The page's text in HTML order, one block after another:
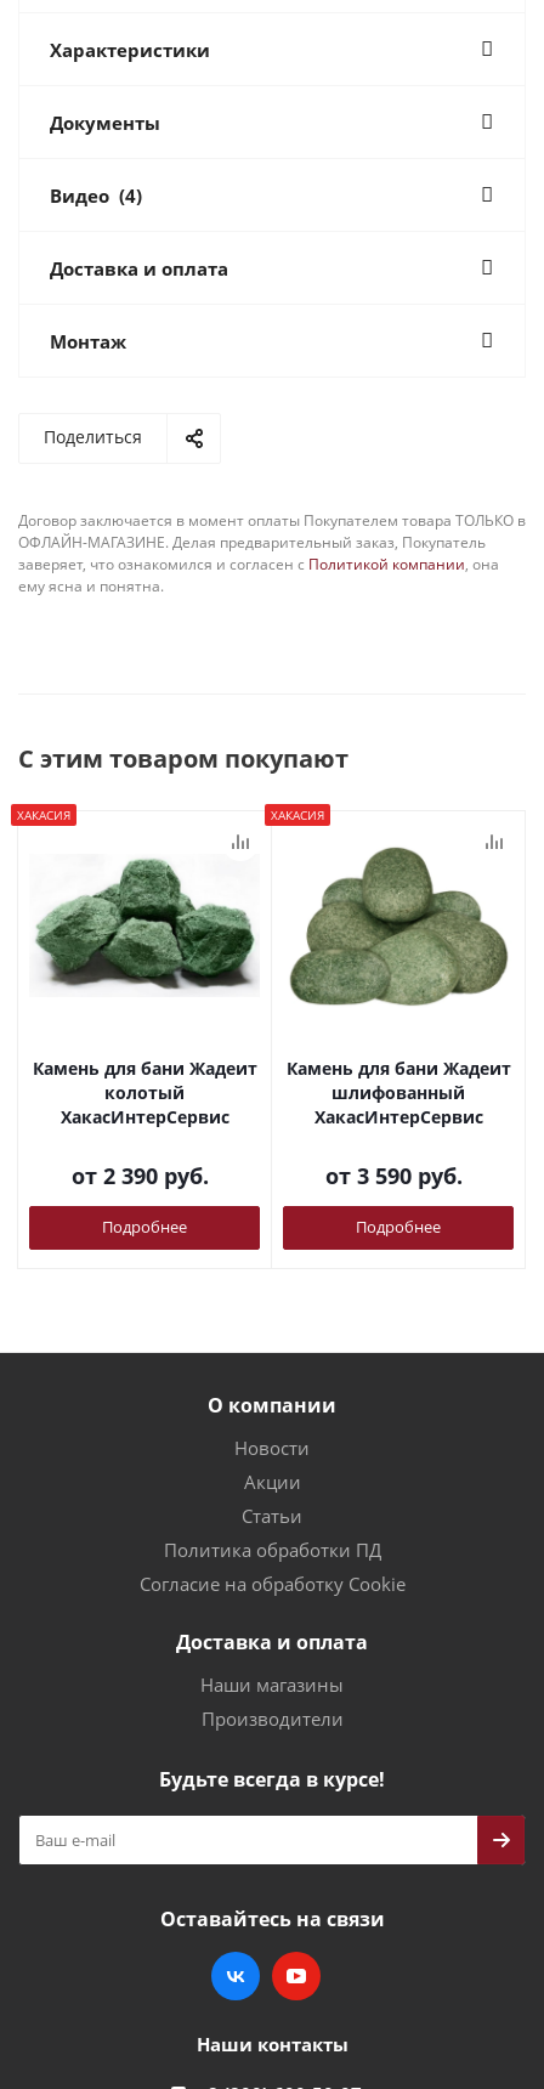
Характеристики
Документы
Видео (4)
Доставка и оплата
Монтаж
Поделиться
Договор заключается в момент оплаты Покупателем товара ТОЛЬКО в
ОФЛАЙН-МАГАЗИНЕ. Делая предварительный заказ, Покупатель
заверяет, что ознакомился и согласен с Политикой компании, она
ему ясна и понятна.
С этим товаром покупают
ХАКАСИЯ
Камень для бани Жадеит
колотый
ХакасИнтерСервис
от 2 390 руб.
Подробнее
ХАКАСИЯ
Камень для бани Жадеит
шлифованный
ХакасИнтерСервис
от 3 590 руб.
Подробнее
О компании
Новости
Акции
Статьи
Политика обработки ПД
Согласие на обработку Cookie
Доставка и оплата
Наши магазины
Производители
Будьте всегда в курсе!
Оставайтесь на связи
Наши контакты